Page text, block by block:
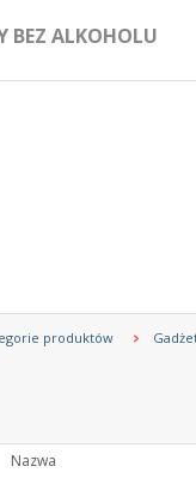
BEZ ALKOHOLU
produktów
Nazwa